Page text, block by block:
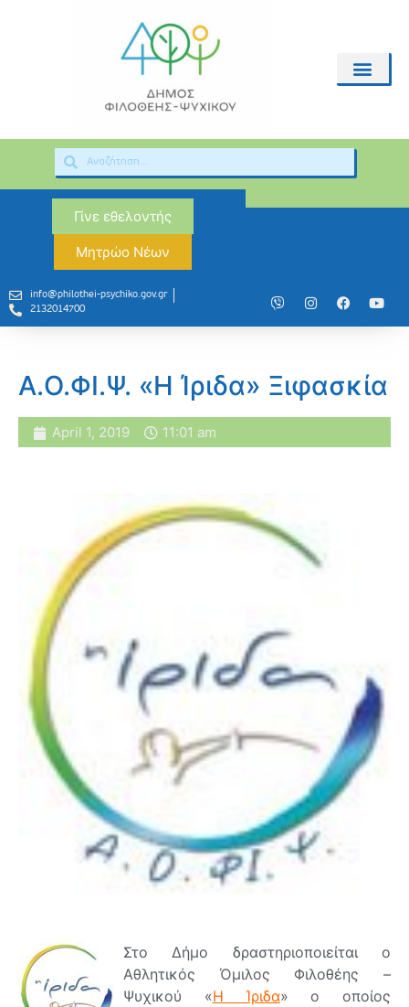
Γίνε εθελοντής
Μητρώο Νέων
info@philothei-psychiko.gov.gr
2132014700
Α.Ο.ΦΙ.Ψ. «Η Ίριδα» Ξιφασκία
April 1, 2019 11:01 am
Στο Δήμο δραστηριοποιείται ο
Αθλητικός Όμιλος Φιλοθέης –
Ψυχικού «Η Ίριδα» ο οποίος